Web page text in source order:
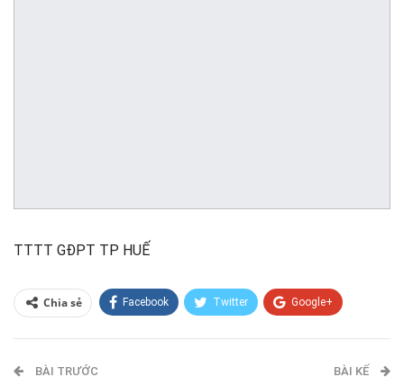
TTTT GĐPT TP HUẾ
Chia sẻ Facebook Twitter Google+
E-mail
BÀI TRƯỚC BÀI KẾ